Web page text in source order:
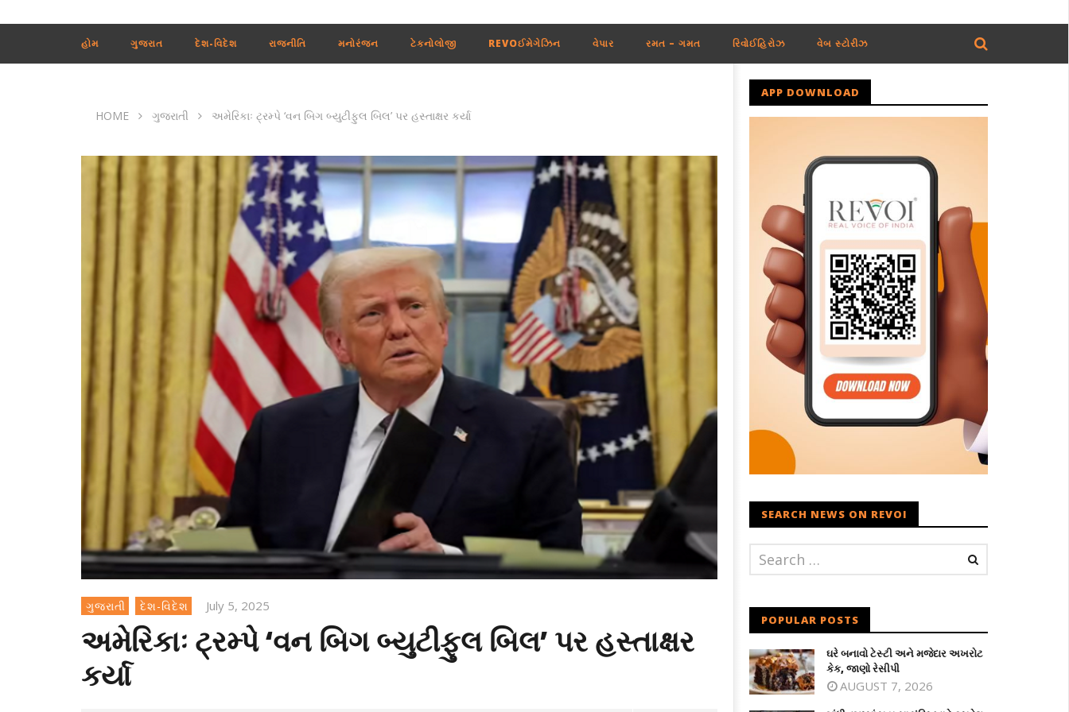
હોમ ગુજરાત દેશ-વિદેશ રાજનીતિ મનોરંજન ટેકનોલોજી REVOઈમેગેઝિન વેપાર રમત – ગમત રિવોઈહિરોઝ વેબ સ્ટોરીઝ
HOME ગુજરાતી અમેરિકાઃ ટ્રમ્પે ‘વન બિગ બ્યુટીફુલ બિલ’ પર હસ્તાક્ષર કર્યા
ગુજરાતી દેશ-વિદેશ July 5, 2025
અમેરિકાઃ ટ્રમ્પે ‘વન બિગ બ્યુટીફુલ બિલ’ પર હસ્તાક્ષર
કર્યા
APP DOWNLOAD
SEARCH NEWS ON REVOI
POPULAR POSTS
ઘરે બનાવો ટેસ્ટી અને મજેદાર અખરોટ
કેક, જાણો રેસીપી
AUGUST 7, 2026